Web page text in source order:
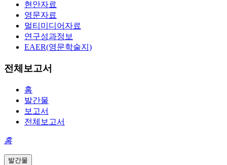
현안자료
영문자료
멀티미디어자료
연구성과정보
EAER(영문학술지)
전체보고서
홈
발간물
보고서
전체보고서
홈
발간물